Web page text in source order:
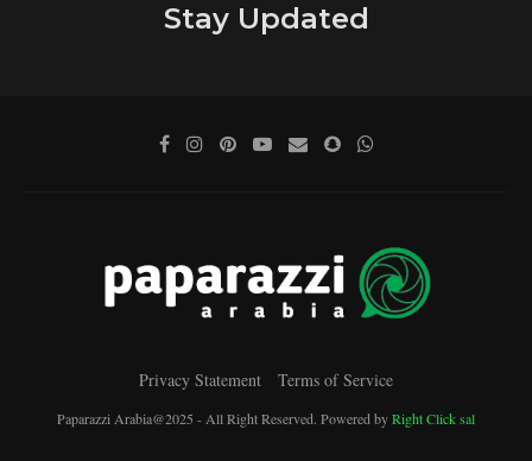
Stay Updated
Privacy Statement Terms of Service
Paparazzi Arabia@2025 - All Right Reserved. Powered byRight Click sal